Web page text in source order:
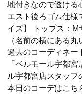
地付きなので透ける
エスト後ろゴム仕様
イズ】 トップス：
（名前の横にある
過去のコーディネー
「ベルモール宇都
ル宇都宮店スタッフ
本日のコーデはこち